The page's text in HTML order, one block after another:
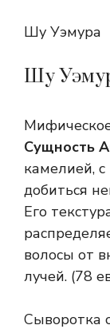
Шу Уэмура
Шу
Сущность
камелией,
добиться
Его
волосы от
лучей. (78
Сыворотка